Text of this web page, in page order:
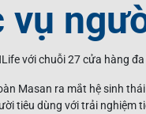
vụ
với chuỗi 27 cửa hàng
Masan ra mắt hệ sinh
tiêu dùng với trải nghiệm